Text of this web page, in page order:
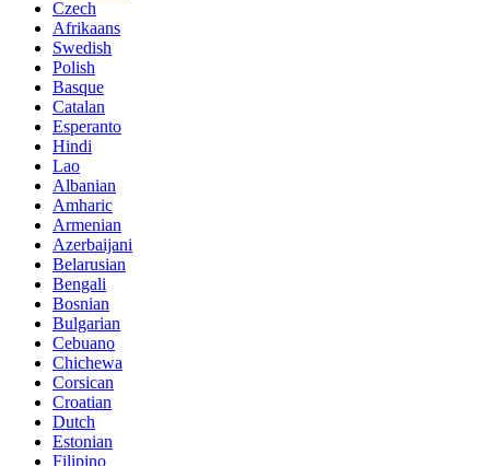
Czech
Afrikaans
Swedish
Polish
Basque
Catalan
Esperanto
Hindi
Lao
Albanian
Amharic
Armenian
Azerbaijani
Belarusian
Bengali
Bosnian
Bulgarian
Cebuano
Chichewa
Corsican
Croatian
Dutch
Estonian
Filipino